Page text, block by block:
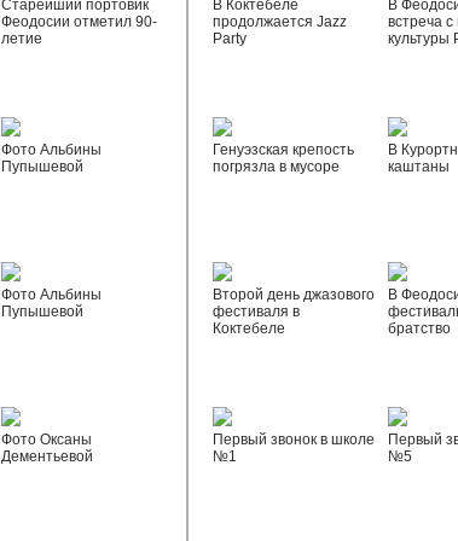
Старейший портовик
Феодосии отметил 90-
летие
Фото Альбины
Пупышевой
Фото Альбины
Пупышевой
Фото Оксаны
Дементьевой
В Коктебеле
продолжается Jazz
Party
В
встреча
культуры
Генуэзская крепость
погрязла в мусоре
В
каштаны
Второй день джазового
фестиваля в
Коктебеле
В
братство
Первый звонок в школе
№1
Первый
№5